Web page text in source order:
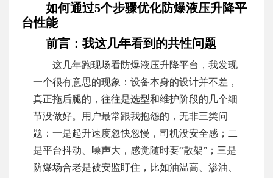
如何通过5个步骤优化防爆液压升降平
台性能
前言：我这几年看到的共性问题
这几年跑现场看防爆液压升降平台，我发现
一个很有意思的现象：设备本身的设计并不差，
真正拖后腿的，往往是选型和维护阶段的几个细
节没做好。用户最常跟我抱怨的，无非三类问
题：一是起升速度忽快忽慢，司机没安全感；二
是平台抖动、噪声大，感觉随时要“散架”；三是
防爆场合老是被安监盯住，比如油温高、渗油、